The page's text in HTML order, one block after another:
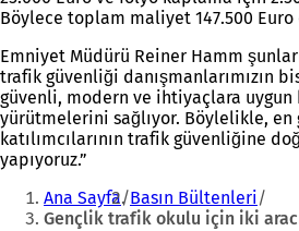
Böylece toplam maliyet 147.500 Euro
Emniyet Müdürü Reiner Hamm
trafik güvenliği danışmanlarımızın
güvenli, modern ve ihtiyaçlara
yürütmelerini sağlıyor. Böylelikle, en
katılımcılarının trafik güvenliğine
yapıyoruz.”
Buradasınız:
Ana Sayfa Basın Bültenleri
Gençlik trafik okulu için iki